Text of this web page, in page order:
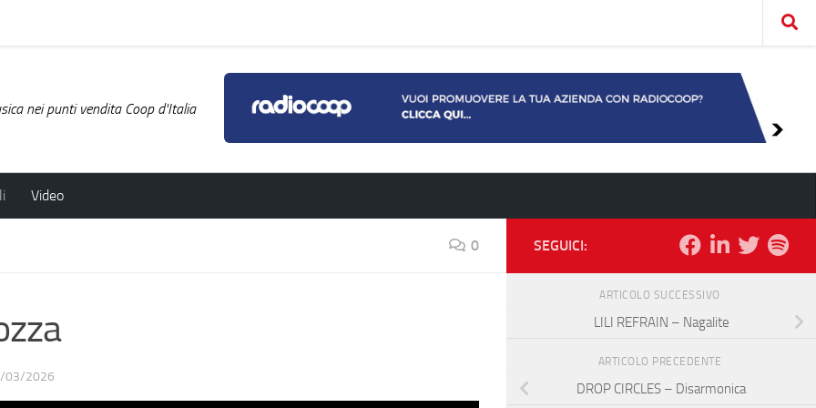
nei punti vendita Coop d'Italia
Video
0
03/2026
SEGUICI:
ARTICOLO SUCCESSIVO
LILI REFRAIN – Nagalite
ARTICOLO PRECEDENTE
DROP CIRCLES – Disarmonica